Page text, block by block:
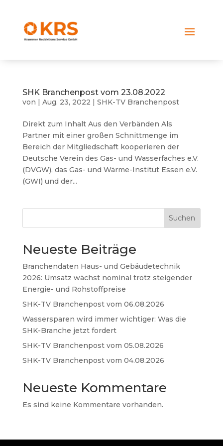
SHK Branchenpost vom 23.08.2022
von | Aug. 23, 2022 | SHK-TV Branchenpost
Direkt zum Inhalt Aus den Verbänden Als
Partner mit einer großen Schnittmenge im
Bereich der Mitgliedschaft kooperieren der
Deutsche Verein des Gas- und Wasserfaches e.V.
(DVGW), das Gas- und Wärme-Institut Essen e.V.
(GWI) und der...
Suchen
Neueste Beiträge
Branchendaten Haus- und Gebäudetechnik
2026: Umsatz wächst nominal trotz steigender
Energie- und Rohstoffpreise
SHK-TV Branchenpost vom 06.08.2026
Wassersparen wird immer wichtiger: Was die
SHK-Branche jetzt fordert
SHK-TV Branchenpost vom 05.08.2026
SHK-TV Branchenpost vom 04.08.2026
Neueste Kommentare
Es sind keine Kommentare vorhanden.